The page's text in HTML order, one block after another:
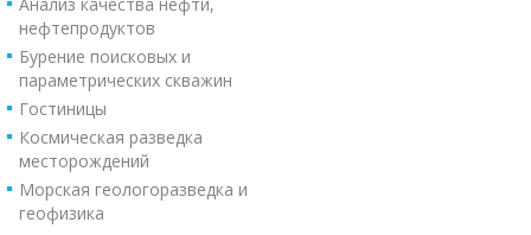
нефтепродуктов
Бурение поисковых и
параметрических скважин
Гостиницы
Космическая разведка
месторождений
Морская геологоразведка и
геофизика